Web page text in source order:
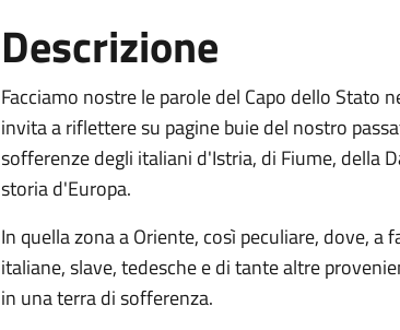
Descrizione
Facciamo nostre le parole del Capo dello
invita a riflettere su pagine buie del nostro
sofferenze degli italiani d'Istria, di Fiume, della
storia d'Europa.
In quella zona a Oriente, così peculiare, dove,
italiane, slave, tedesche e di tante altre
in una terra di sofferenza.